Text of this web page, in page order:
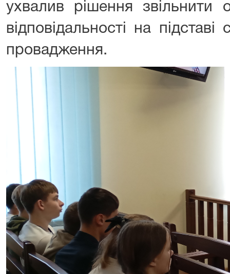
ухвалив рішення звільнити
відповідальності на
провадження.